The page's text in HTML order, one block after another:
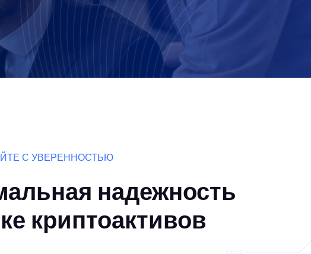
С УВЕРЕННОСТЬЮ
надежность
криптоактивов